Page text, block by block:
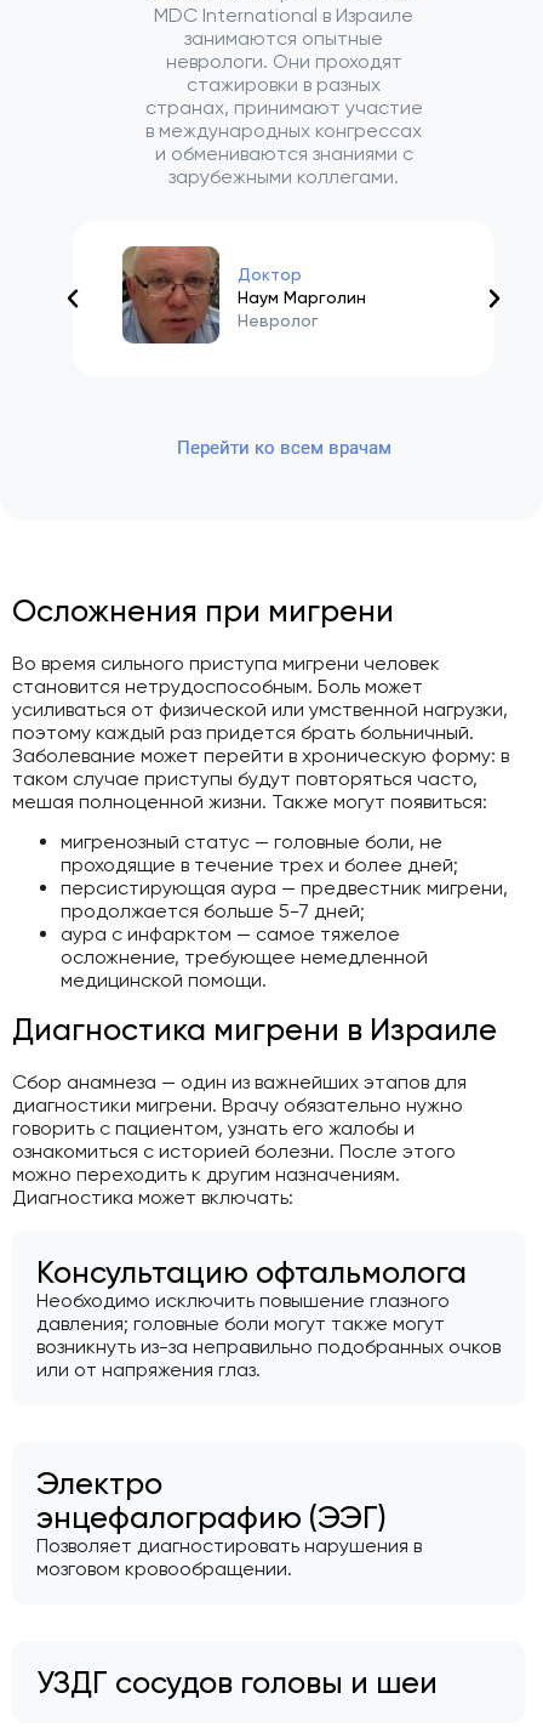
MDC International в Израиле
занимаются опытные
неврологи. Они проходят
стажировки в разных
странах, принимают участие
в международных конгрессах
и обмениваются знаниями с
зарубежными коллегами.
Доктор
Наум Марголин
Невролог
Перейти ко всем врачам
Осложнения при мигрени
Во время сильного приступа мигрени человек
становится нетрудоспособным. Боль может
усиливаться от физической или умственной нагрузки,
поэтому каждый раз придется брать больничный.
Заболевание может перейти в хроническую форму: в
таком случае приступы будут повторяться часто,
мешая полноценной жизни. Также могут появиться:
мигренозный статус — головные боли, не
проходящие в течение трех и более дней;
персистирующая аура — предвестник мигрени,
продолжается больше 5-7 дней;
аура с инфарктом — самое тяжелое
осложнение, требующее немедленной
медицинской помощи.
Диагностика мигрени в Израиле
Сбор анамнеза — один из важнейших этапов для
диагностики мигрени. Врачу обязательно нужно
говорить с пациентом, узнать его жалобы и
ознакомиться с историей болезни. После этого
можно переходить к другим назначениям.
Диагностика может включать:
Консультацию офтальмолога
Необходимо исключить повышение глазного
давления; головные боли могут также могут
возникнуть из-за неправильно подобранных очков
или от напряжения глаз.
Электро
энцефалографию (ЭЭГ)
Позволяет диагностировать нарушения в
мозговом кровообращении.
УЗДГ сосудов головы и шеи